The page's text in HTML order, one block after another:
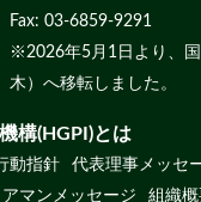
Fax: 03-6859-9291
※2026年5月1日より、
木）へ移転しました。
構(HGPI)とは
動指針
代表理事メッセ
マンメッセージ
組織